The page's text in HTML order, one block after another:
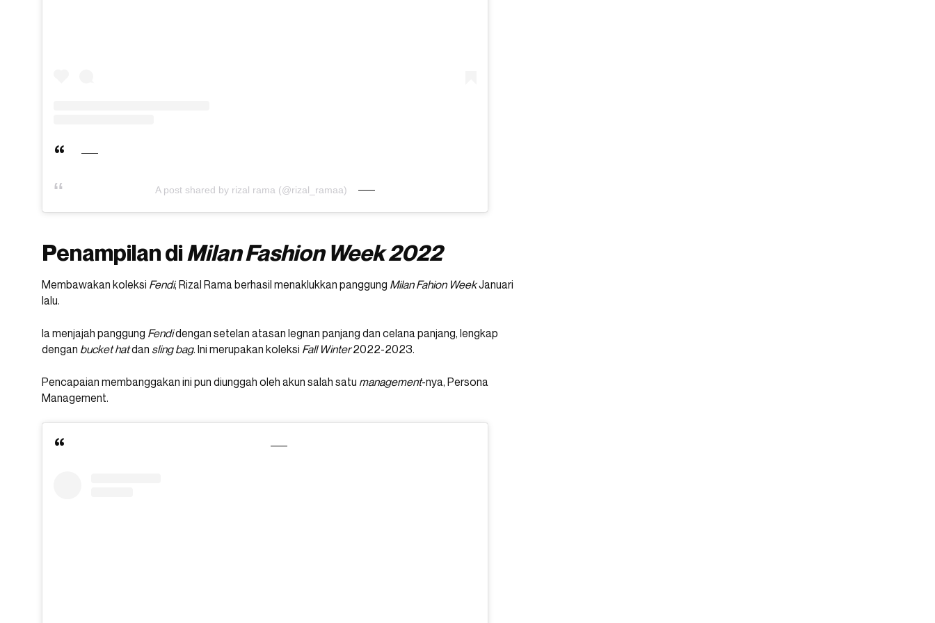
A post shared by rizal rama (@rizal_ramaa)
Penampilan diMilan Fashion Week 2022
Membawakan koleksi Fendi, Rizal Rama berhasil menaklukkan panggung Milan Fahion WeekJanuari
lalu.
Ia menjajah panggung Fendidengan setelan atasan legnan panjang dan celana panjang, lengkap
dengan bucket hatdan sling bag. Ini merupakan koleksi Fall Winter2022-2023.
Pencapaian membanggakan ini pun diunggah oleh akun salah satu management-nya, Persona
Management.